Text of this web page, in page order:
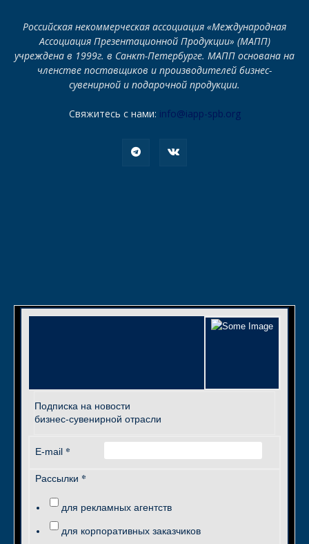
Российская некоммерческая ассоциация «Международная
Ассоциация Презентационной Продукции» (МАПП)
учреждена в 1999г. в Санкт-Петербурге. МАПП основана на
членстве поставщиков и производителей бизнес-
сувенирной и подарочной продукции.
Свяжитесь с нами: info@iapp-spb.org
Подписка на новости
бизнес-сувенирной отрасли
E-mail *
Рассылки *
для рекламных агентств
для корпоративных заказчиков